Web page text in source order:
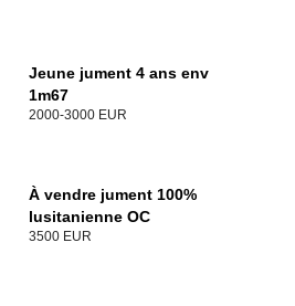
Jeune jument 4 ans env
1m67
2000-3000 EUR
À vendre jument 100%
lusitanienne OC
3500 EUR